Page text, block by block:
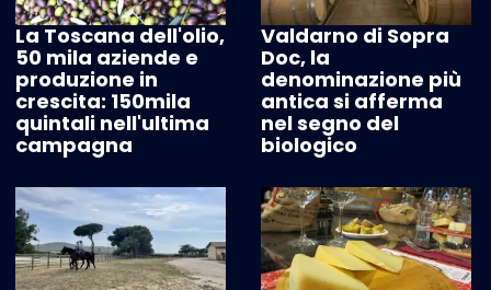
La Toscana dell'olio,
50 mila aziende e
produzione in
crescita: 150mila
quintali nell'ultima
campagna
Valdarno di Sopra
Doc, la
denominazione più
antica si afferma
nel segno del
biologico